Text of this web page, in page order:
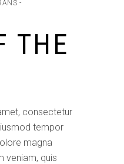
THE
consectetur
tempor
magna
veniam, quis